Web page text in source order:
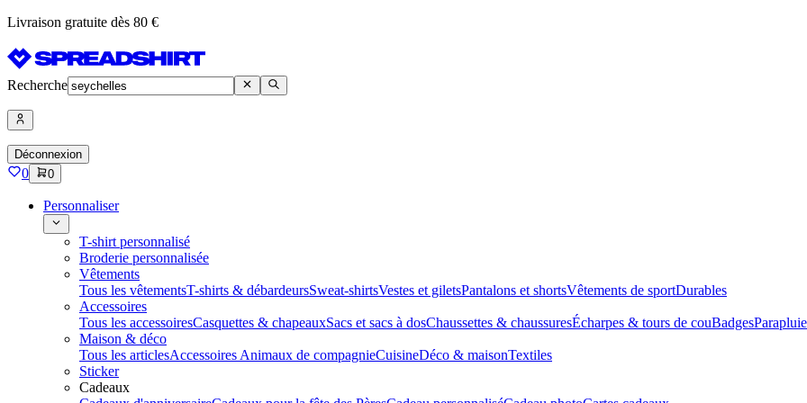
Livraison gratuite dès 80 €
Recherche
Déconnexion
0 0
Personnaliser
T-shirt personnalisé
Broderie personnalisée
Vêtements
Tous les vêtementsT-shirts & débardeursSweat-shirtsVestes et giletsPantalons et shortsVêtements de sportDurables
Accessoires
Tous les accessoiresCasquettes & chapeauxSacs et sacs à dosChaussettes & chaussuresÉcharpes & tours de couBadges
Maison & déco
Tous les articlesAccessoires Animaux de compagnieCuisineDéco & maisonTextiles
Sticker
Cadeaux